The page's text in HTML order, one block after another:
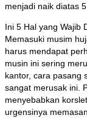
menjadi naik diatas
Ini 5 Hal yang Wajib
Memasuki musim
harus mendapat
musin ini sering
kantor, cara pasang
sangat merusak ini.
menyebabkan
urgensinya